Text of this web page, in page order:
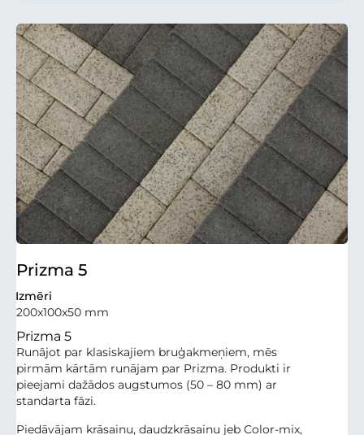
Prizma 5
Izmēri
200x100x50 mm
Prizma 5
Runājot par klasiskajiem bruģakmeņiem, mēs
pirmām kārtām runājam par Prizma. Produkti ir
pieejami dažādos augstumos (50 – 80 mm) ar
standarta fāzi.
Piedāvājam krāsainu, daudzkrāsainu jeb Color-mix,